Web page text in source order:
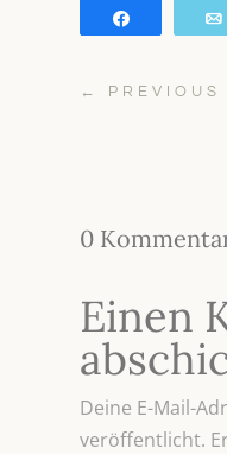
← PREVIOUS
0
Einen
Deine E-Mail-
veröffentlicht.